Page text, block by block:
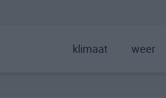
klimaat weer